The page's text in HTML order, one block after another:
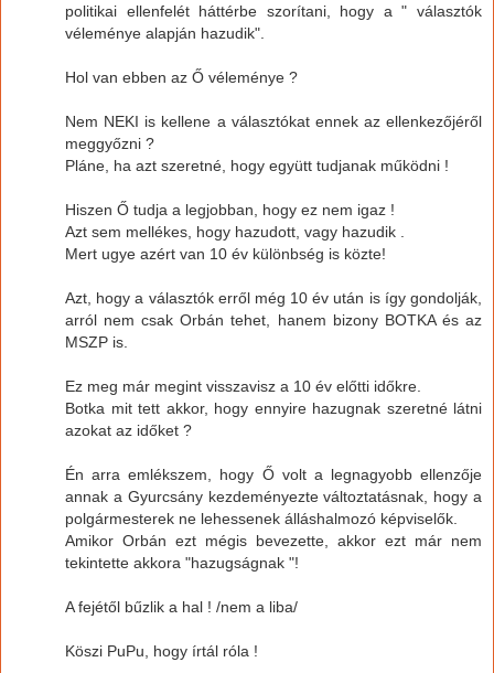
politikai ellenfelét háttérbe szorítani, hogy a " választók
véleménye alapján hazudik".
Hol van ebben az Ő véleménye ?
Nem NEKI is kellene a választókat ennek az ellenkezőjéről
meggyőzni ?
Pláne, ha azt szeretné, hogy együtt tudjanak működni !
Hiszen Ő tudja a legjobban, hogy ez nem igaz !
Azt sem mellékes, hogy hazudott, vagy hazudik .
Mert ugye azért van 10 év különbség is közte!
Azt, hogy a választók erről még 10 év után is így gondolják,
arról nem csak Orbán tehet, hanem bizony BOTKA és az
MSZP is.
Ez meg már megint visszavisz a 10 év előtti időkre.
Botka mit tett akkor, hogy ennyire hazugnak szeretné látni
azokat az időket ?
Én arra emlékszem, hogy Ő volt a legnagyobb ellenzője
annak a Gyurcsány kezdeményezte változtatásnak, hogy a
polgármesterek ne lehessenek álláshalmozó képviselők.
Amikor Orbán ezt mégis bevezette, akkor ezt már nem
tekintette akkora "hazugságnak "!
A fejétől bűzlik a hal ! /nem a liba/
Köszi PuPu, hogy írtál róla !